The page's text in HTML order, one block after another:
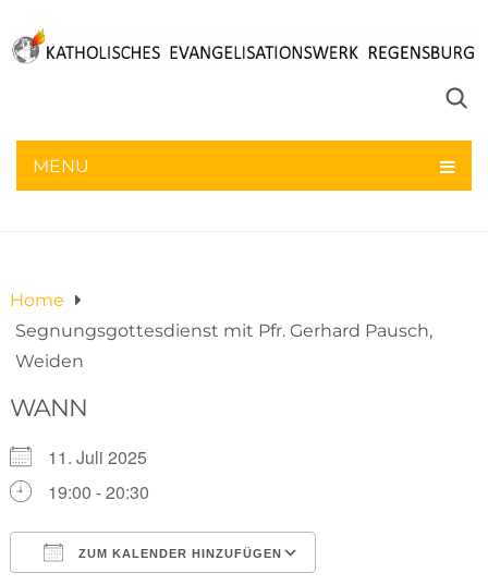
MENU
Home
Segnungsgottesdienst mit Pfr. Gerhard Pausch,
Weiden
WANN
11. Juli 2025
19:00 - 20:30
ZUM KALENDER HINZUFÜGEN